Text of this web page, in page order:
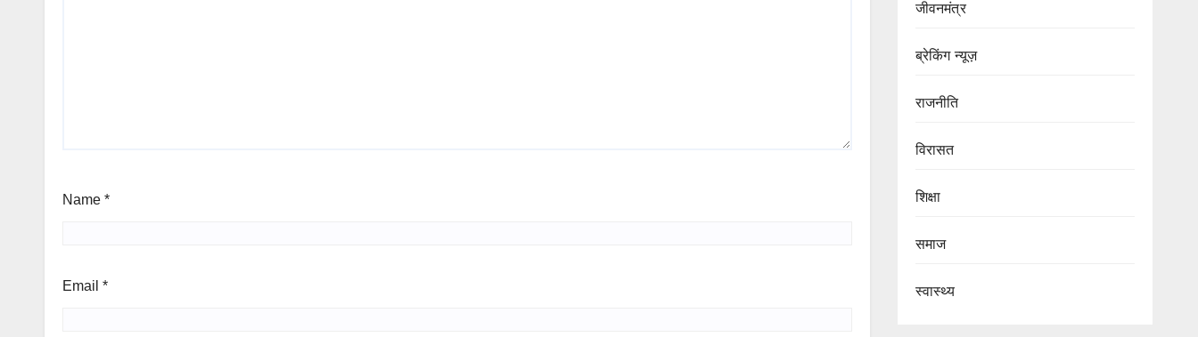
Name *
Email *
जीवनमंत्र
ब्रेकिंग न्यूज़
राजनीति
‍‍विरासत
शिक्षा
समाज
स्वास्थ्य